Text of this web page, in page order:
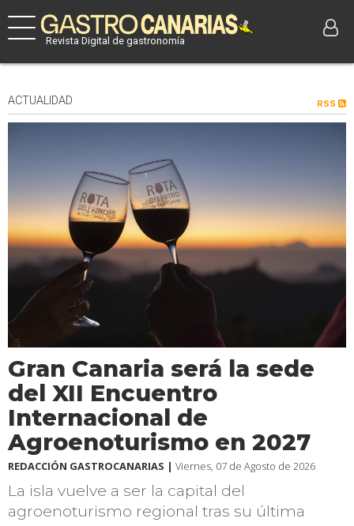
Revista Digital de gastronomía
ACTUALIDAD RSS
Gran Canaria será la sede
del XII Encuentro
Internacional de
Agroenoturismo en 2027
REDACCIÓN GASTROCANARIAS | Viernes, 07 de Agosto de 2026
La isla vuelve a ser la capital del
agroenoturismo regional tras su última